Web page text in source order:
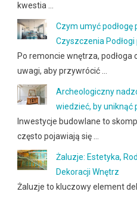
kwestia …
Czym umyć
Czyszczenia
Po remoncie wnętrza,
uwagi, aby przywrócić …
Archeologiczny
wiedzieć, by uniknąć
Inwestycje budowlane to
często pojawiają się …
Żaluzje: Estetyka,
Dekoracji Wnętrz
Żaluzje to kluczowy element